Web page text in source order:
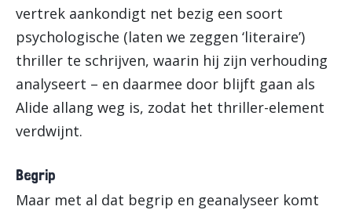
vertrek aankondigt net bezig een soort
psychologische (laten we zeggen ‘literaire’)
thriller te schrijven, waarin hij zijn verhouding
analyseert – en daarmee door blijft gaan als
Alide allang weg is, zodat het thriller-element
verdwijnt.
Begrip
Maar met al dat begrip en geanalyseer komt